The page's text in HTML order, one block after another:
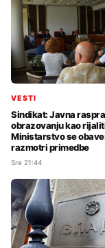
VESTI
Sindikat: Javna
obrazovanju kao
Ministarstvo se
razmotri primedbe
Sre 21:44